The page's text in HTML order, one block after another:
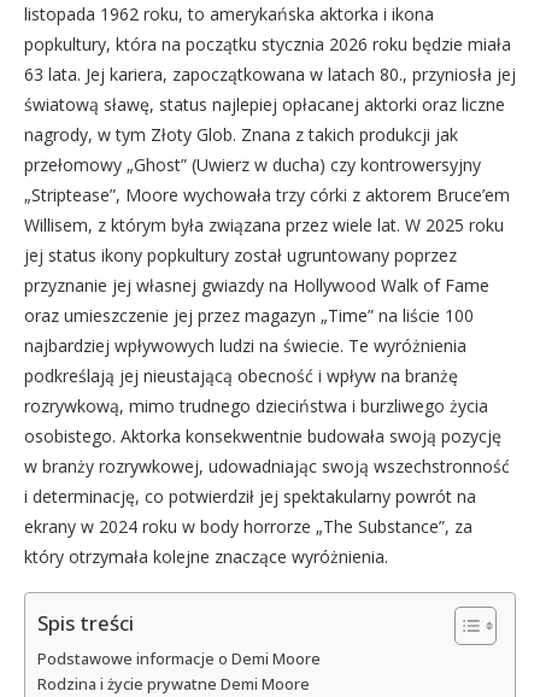
listopada 1962 roku, to amerykańska aktorka i ikona
popkultury, która na początku stycznia 2026 roku będzie miała
63 lata. Jej kariera, zapoczątkowana w latach 80., przyniosła jej
światową sławę, status najlepiej opłacanej aktorki oraz liczne
nagrody, w tym Złoty Glob. Znana z takich produkcji jak
przełomowy „Ghost” (Uwierz w ducha) czy kontrowersyjny
„Striptease”, Moore wychowała trzy córki z aktorem Bruce’em
Willisem, z którym była związana przez wiele lat. W 2025 roku
jej status ikony popkultury został ugruntowany poprzez
przyznanie jej własnej gwiazdy na Hollywood Walk of Fame
oraz umieszczenie jej przez magazyn „Time” na liście 100
najbardziej wpływowych ludzi na świecie. Te wyróżnienia
podkreślają jej nieustającą obecność i wpływ na branżę
rozrywkową, mimo trudnego dzieciństwa i burzliwego życia
osobistego. Aktorka konsekwentnie budowała swoją pozycję
w branży rozrywkowej, udowadniając swoją wszechstronność
i determinację, co potwierdził jej spektakularny powrót na
ekrany w 2024 roku w body horrorze „The Substance”, za
który otrzymała kolejne znaczące wyróżnienia.
Spis treści
Podstawowe informacje o Demi Moore
Rodzina i życie prywatne Demi Moore